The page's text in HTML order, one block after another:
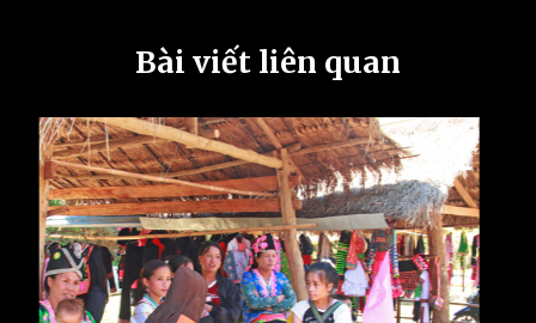
Bài viết liên quan